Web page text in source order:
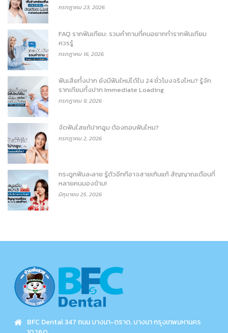
กรกฎาคม 23, 2026
FAQ รากฟันเทียม: รวมคำถามที่คนอยากทำรากฟันเทียม
ควรรู้
กรกฎาคม 16, 2026
ฟันเสียทั้งปาก ยังมีฟันใหม่ได้ใน 24 ชั่วโมงจริงไหม? รู้จัก
รากเทียมทั้งปาก Immediate Loading
กรกฎาคม 9, 2026
จัดฟันใสแก้ปากอูม ต้องถอนฟันไหม?
กรกฎาคม 2, 2026
กระดูกฟันละลาย รู้ตัวอีกทีอาจสายเกินแก้ สัญญาณเตือนที่
หลายคนมองข้าม!
มิถุนายน 25, 2026
BFC Dental 347 ถนน บางนา-ตราด. บางนา กรุงเทพมหานคร